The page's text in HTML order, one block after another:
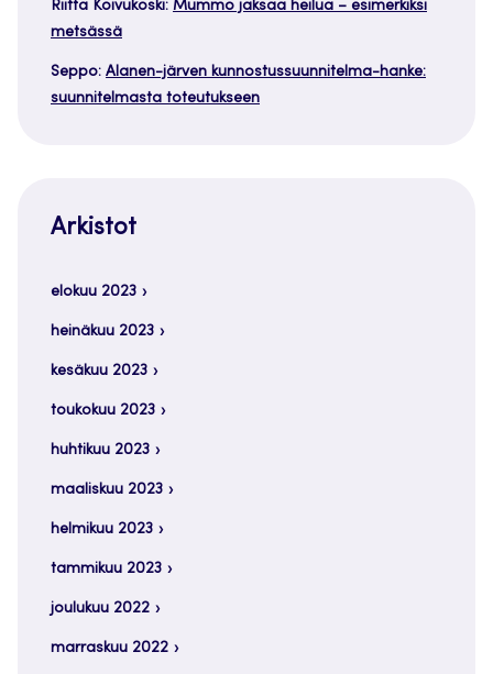
Riitta Koivukoski: Mummo jaksaa heilua – esimerkiksi
metsässä
Seppo: Alanen-järven kunnostussuunnitelma-hanke:
suunnitelmasta toteutukseen
Arkistot
elokuu 2023
heinäkuu 2023
kesäkuu 2023
toukokuu 2023
huhtikuu 2023
maaliskuu 2023
helmikuu 2023
tammikuu 2023
joulukuu 2022
marraskuu 2022